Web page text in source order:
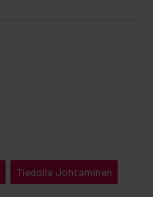
Tiedolla Johtaminen